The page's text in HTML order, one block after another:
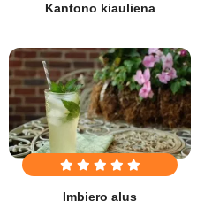
Kantono kiauliena
Imbiero alus